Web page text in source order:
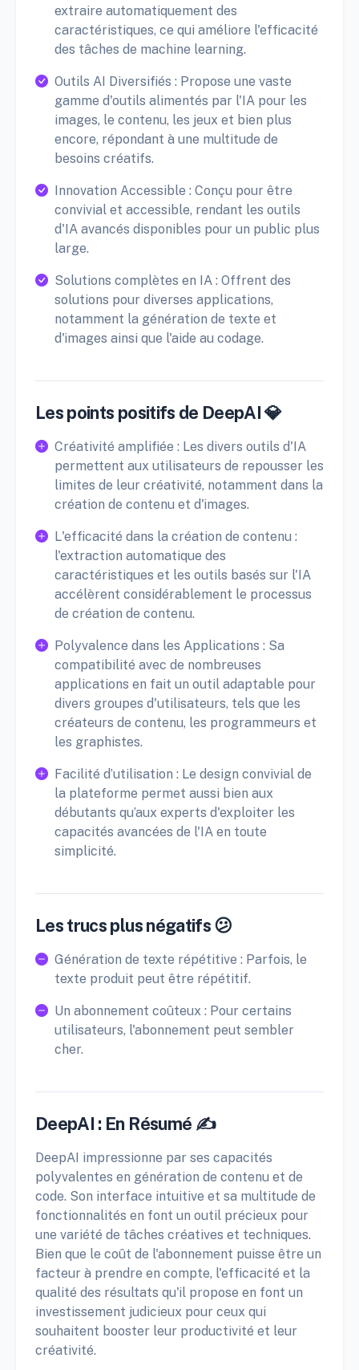
extraire automatiquement des
caractéristiques, ce qui améliore l'efficacité
des tâches de machine learning.
Outils AI Diversifiés : Propose une vaste
gamme d'outils alimentés par l'IA pour les
images, le contenu, les jeux et bien plus
encore, répondant à une multitude de
besoins créatifs.
Innovation Accessible : Conçu pour être
convivial et accessible, rendant les outils
d'IA avancés disponibles pour un public plus
large.
Solutions complètes en IA : Offrent des
solutions pour diverses applications,
notamment la génération de texte et
d'images ainsi que l'aide au codage.
Les points positifs de DeepAI 💎
Créativité amplifiée : Les divers outils d'IA
permettent aux utilisateurs de repousser les
limites de leur créativité, notamment dans la
création de contenu et d'images.
L'efficacité dans la création de contenu :
l'extraction automatique des
caractéristiques et les outils basés sur l'IA
accélèrent considérablement le processus
de création de contenu.
Polyvalence dans les Applications : Sa
compatibilité avec de nombreuses
applications en fait un outil adaptable pour
divers groupes d'utilisateurs, tels que les
créateurs de contenu, les programmeurs et
les graphistes.
Facilité d’utilisation : Le design convivial de
la plateforme permet aussi bien aux
débutants qu’aux experts d'exploiter les
capacités avancées de l'IA en toute
simplicité.
Les trucs plus négatifs 😕
Génération de texte répétitive : Parfois, le
texte produit peut être répétitif.
Un abonnement coûteux : Pour certains
utilisateurs, l'abonnement peut sembler
cher.
DeepAI : En Résumé ✍️
DeepAI impressionne par ses capacités
polyvalentes en génération de contenu et de
code. Son interface intuitive et sa multitude de
fonctionnalités en font un outil précieux pour
une variété de tâches créatives et techniques.
Bien que le coût de l'abonnement puisse être un
facteur à prendre en compte, l'efficacité et la
qualité des résultats qu'il propose en font un
investissement judicieux pour ceux qui
souhaitent booster leur productivité et leur
créativité.